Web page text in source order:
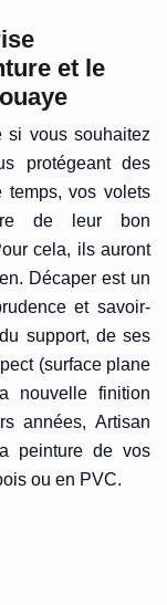
et le
si vous souhaitez
protégeant des
temps, vos volets
de leur bon
cela, ils auront
Décaper est un
et savoir-
support, de ses
(surface plane
nouvelle finition
années, Artisan
peinture de vos
ou en PVC.